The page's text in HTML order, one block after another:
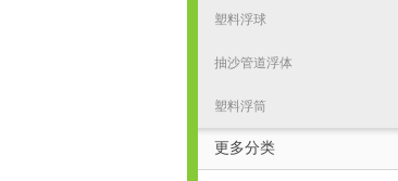
塑料浮球
抽沙管道浮体
塑料浮筒
更多分类